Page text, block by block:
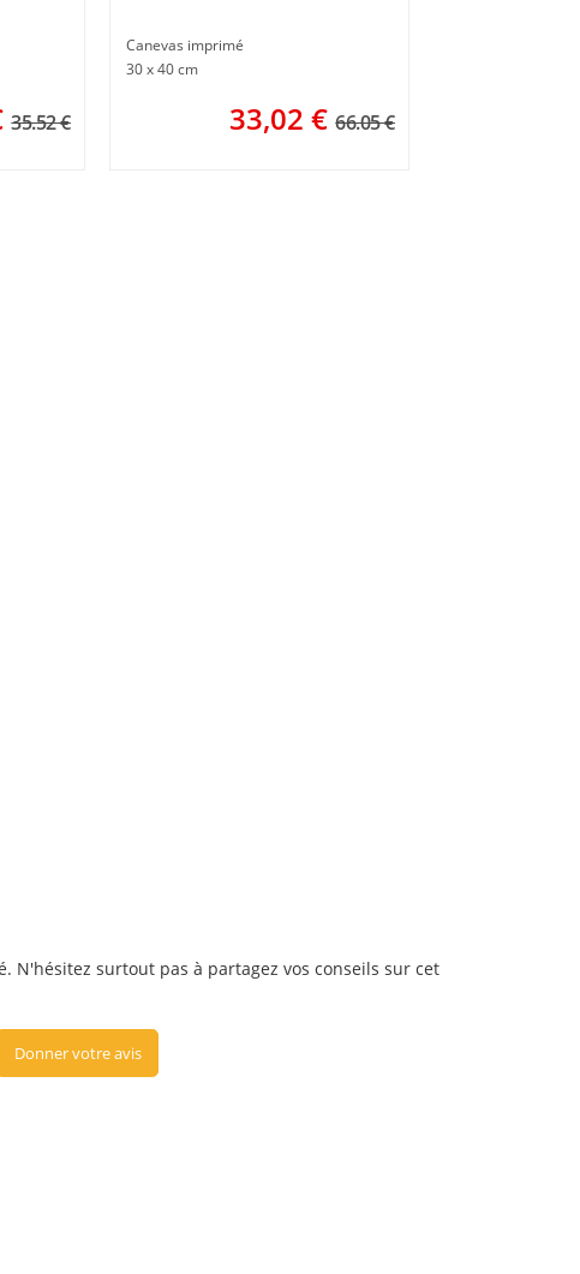
35.52 €
Canevas imprimé
30 x 40 cm
33,02 € 66.05 €
N'hésitez surtout pas à partagez vos conseils sur cet
Donner votre avis